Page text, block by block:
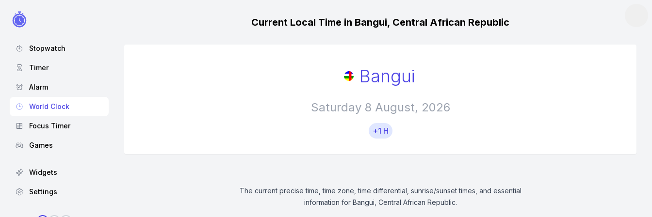
Stopwatch
Timer
Alarm
World Clock
Focus Timer
Games
Widgets
Settings
Current Local Time in Bangui, Central African Republic
Bangui
Saturday 8 August, 2026
+1 H
The current precise time, time zone, time differential, sunrise/sunset times, and essential
information for Bangui, Central African Republic.